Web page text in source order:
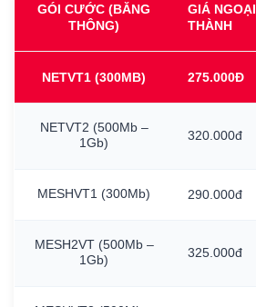
GÓI CƯỚC (BĂNG
THÔNG)
GIÁ NGOẠI
THÀNH
NETVT1 (300MB) 275.000Đ
NETVT2 (500Mb –
1Gb)
320.000đ
MESHVT1 (300Mb) 290.000đ
MESH2VT (500Mb –
1Gb)
325.000đ